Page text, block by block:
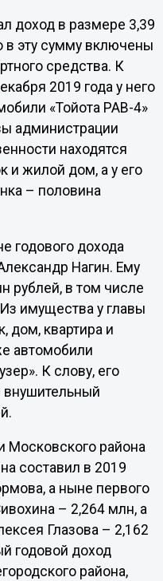
доход в размере 3,39
в эту сумму включены
средства. К
2019 года у него
«Тойота РАВ-4»
администрации
находятся
и жилой дом, а у его
– половина
годового дохода
Нагин. Ему
рублей, в том числе
имущества у главы
дом, квартира и
автомобили
К слову, его
внушительный
Московского района
составил в 2019
а ныне первого
– 2,264 млн, а
Глазова – 2,162
годовой доход
района,